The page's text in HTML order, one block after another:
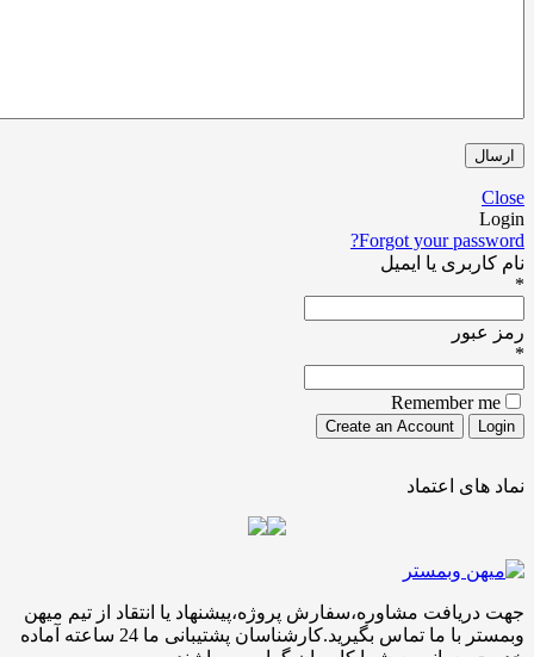
Forgot your
یا ایمیل
اعتماد
مشاوره،سفارش پروژه،پیشنهاد یا انتقاد از تیم میهن
وبمستر با ما تماس بگیرید.کارشناسان پشتیبانی ما 24 ساعته آماده